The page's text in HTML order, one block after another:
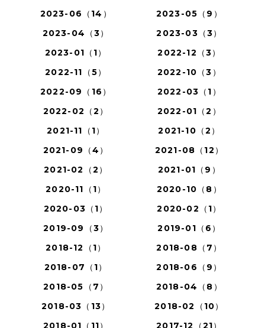
2023-06（14）
2023-05（9）
2023-04（3）
2023-03（3）
2023-01（1）
2022-12（3）
2022-11（5）
2022-10（3）
2022-09（16）
2022-03（1）
2022-02（2）
2022-01（2）
2021-11（1）
2021-10（2）
2021-09（4）
2021-08（12）
2021-02（2）
2021-01（9）
2020-11（1）
2020-10（8）
2020-03（1）
2020-02（1）
2019-09（3）
2019-01（6）
2018-12（1）
2018-08（7）
2018-07（1）
2018-06（9）
2018-05（7）
2018-04（8）
2018-03（13）
2018-02（10）
2018-01（11）
2017-12（21）